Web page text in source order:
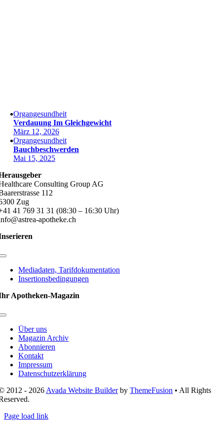
Organgesundheit
Verdauung Im Gleichgewicht
März 12, 2026
Organgesundheit
Bauchbeschwerden
Mai 15, 2025
Consulting Group AG
112
Zug
41 769 31 31 (08:30 – 16:30 Uhr)
apotheke.ch
Toggle
NavigationMediadaten, Tarifdokumentation
Insertionsbedingungen
Apotheken-Magazin
Toggle
NavigationÜber uns
Magazin Archiv
Abonnieren
Kontakt
Impressum
Datenschutzerklärung
2012 - 2026 Avada Website BuilderbyThemeFusion • All Rights
Page load link